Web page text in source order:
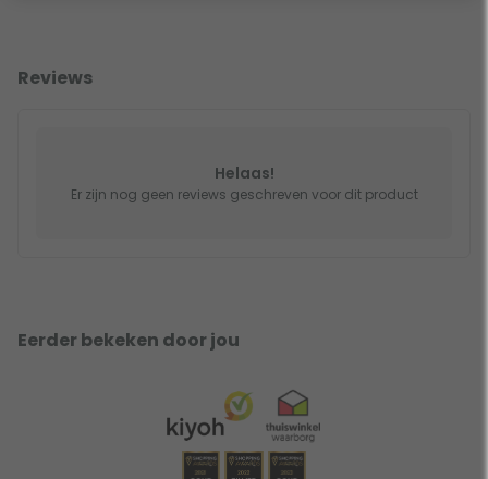
Reviews
Helaas!
Er zijn nog geen reviews geschreven voor dit product
Eerder bekeken door jou